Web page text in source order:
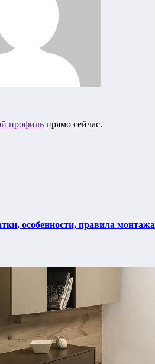
профиль прямо сейчас.
особенности, правила монтажа